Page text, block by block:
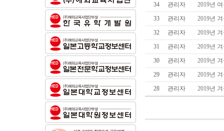
34
관리자
2019년
33
관리자
2019년
32
관리자
2019년
31
관리자
2019년
30
관리자
2019년
29
관리자
2019년
28
관리자 2019년